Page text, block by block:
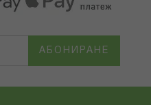
АБОНИРАНЕ